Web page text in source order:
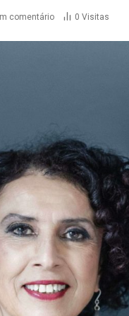
comentário 0 Visitas